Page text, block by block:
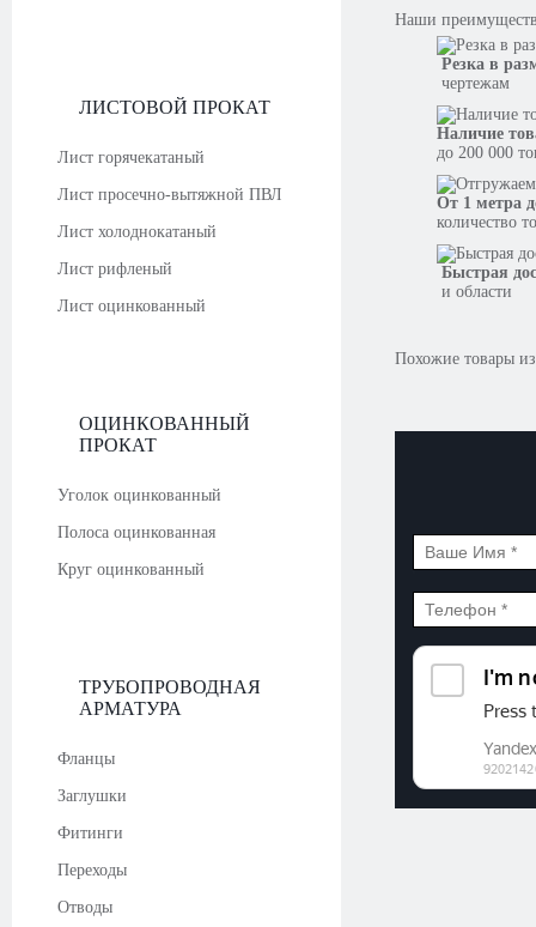
ЛИСТОВОЙ ПРОКАТ
Лист горячекатаный
Лист просечно-вытяжной ПВЛ
Лист холоднокатаный
Лист рифленый
Лист оцинкованный
ОЦИНКОВАННЫЙ
ПРОКАТ
Уголок оцинкованный
Полоса оцинкованная
Круг оцинкованный
ТРУБОПРОВОДНАЯ
АРМАТУРА
Фланцы
Заглушки
Фитинги
Переходы
Отводы
Наши
Резка в
чертежам
Наличие
до 200 000
От 1 метра
количество
Быстрая
и области
Похожие товары